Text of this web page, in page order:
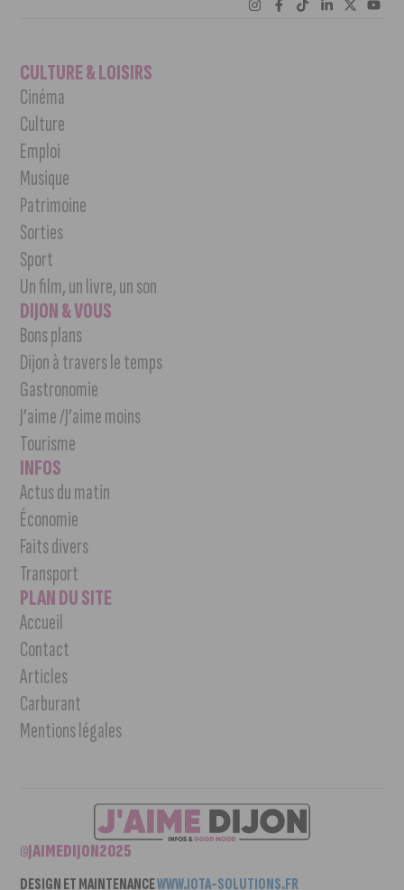
CULTURE & LOISIRS
Cinéma
Culture
Emploi
Musique
Patrimoine
Sorties
Sport
Un film, un livre, un son
DIJON & VOUS
Bons plans
Dijon à travers le temps
Gastronomie
J’aime /J’aime moins
Tourisme
INFOS
Actus du matin
Économie
Faits divers
Transport
PLAN DU SITE
Accueil
Contact
Articles
Carburant
Mentions légales
©JAIMEDIJON2025
DESIGN ET MAINTENANCEWWW.IOTA-SOLUTIONS.FR